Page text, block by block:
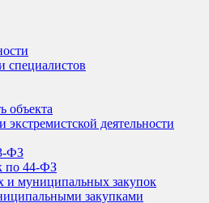
специалистов
объекта
деятельности
ФЗ
по 44-ФЗ
и муниципальных закупок
закупками